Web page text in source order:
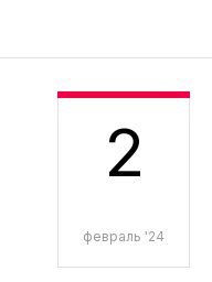
2
февраль '24